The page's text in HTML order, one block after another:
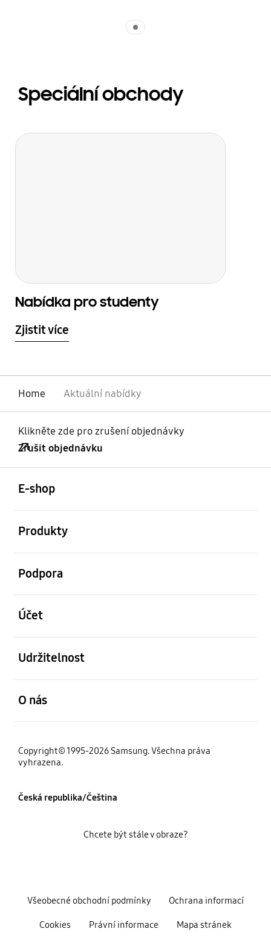
Speciální obchody
Nabídka pro studenty
Zjistit více
Home Aktuální nabídky
Klikněte zde pro zrušení objednávky
Zrušit objednávku
E-shop
Produkty
Podpora
Účet
Udržitelnost
O nás
Copyright© 1995-2026 Samsung. Všechna práva
vyhrazena.
Česká republika/Čeština
Všeobecné obchodní podmínky Ochrana informací
Cookies Právní informace Mapa stránek
Chcete být stále v obraze?